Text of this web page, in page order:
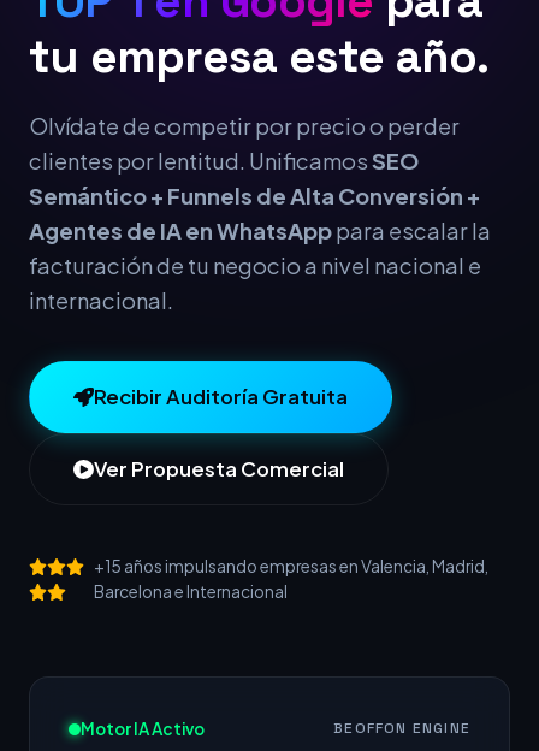
empresa este año.
Olvídate de competir por precio o perder
clientes por lentitud. UnificamosSEO
Semántico + Funnels de Alta Conversión +
Agentes de IA en WhatsApppara escalar la
facturación de tu negocio a nivel nacional e
internacional.
Recibir Auditoría Gratuita
Ver Propuesta Comercial
+15 años impulsando empresas en Valencia, Madrid,
Barcelona e Internacional
Motor IA Activo BEOFFON ENGINE